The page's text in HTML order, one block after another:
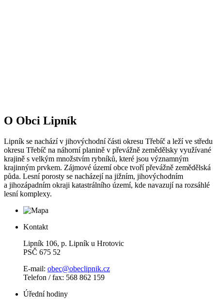
O Obci Lipník
Lipník se nachází v jihovýchodní části okresu Třebíč a leží ve středu
okresu Třebíč na náhorní planině v převážně zemědělsky využívané
krajině s velkým množstvím rybníků, které jsou významným
krajinným prvkem. Zájmové území obce tvoří převážně zemědělská
půda. Lesní porosty se nacházejí na jižním, jihovýchodním
a jihozápadním okraji katastrálního území, kde navazují na rozsáhlé
lesní komplexy.
Kontakt
Lipník 106, p. Lipník u Hrotovic
PSČ 675 52
E-mail: obec@obeclipnik.cz
Telefon / fax: 568 862 159
Úřední hodiny